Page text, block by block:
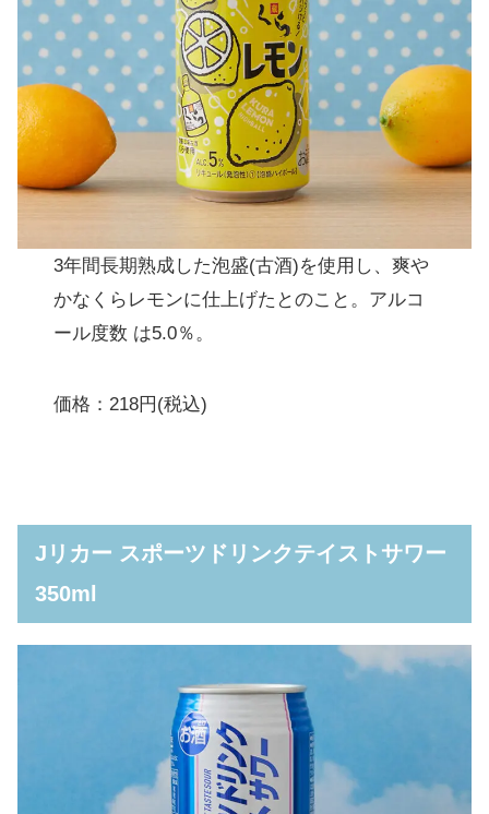
3年間長期熟成した泡盛(古酒)を使用し、爽や
かなくらレモンに仕上げたとのこと。アルコ
ール度数 は5.0％。
価格：218円(税込)
Jリカー スポーツドリンクテイストサワー
350ml